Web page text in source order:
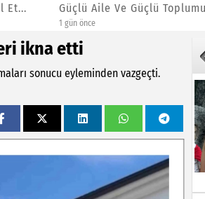
Et...
Güçlü Aile Ve Güçlü
1 gün önce
ikna etti
sonucu eyleminden vazgeçti.